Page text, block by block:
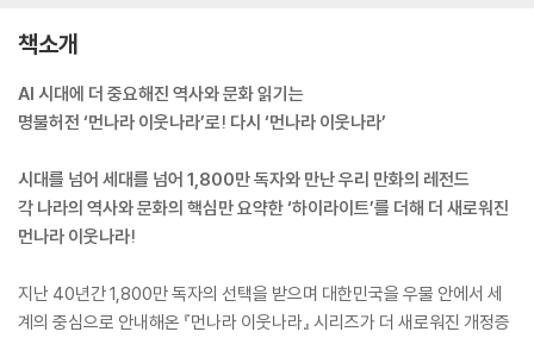
책소개
AI 시대에 더 중요해진 역사와 문화 읽기는
명불허전 ‘먼나라 이웃나라’로! 다시 ‘먼나라 이웃나라’
시대를 넘어 세대를 넘어 1,800만 독자와 만난 우리 만화의 레전드
각 나라의 역사와 문화의 핵심만 요약한 ‘하이라이트’를 더해 더 새로워진
먼나라 이웃나라!
지난 40년간 1,800만 독자의 선택을 받으며 대한민국을 우물 안에서 세
계의 중심으로 안내해온 『먼나라 이웃나라』 시리즈가 더 새로워진 개정증